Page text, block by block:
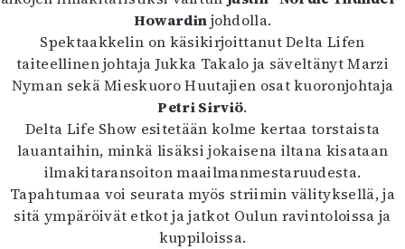
Howardinjohdolla.
Spektaakkelin on käsikirjoittanut Delta Lifen
taiteellinen johtaja Jukka Takalo ja säveltänyt Marzi
Nyman sekä Mieskuoro Huutajien osat kuoronjohtaja
Petri Sirviö.
Delta Life Show esitetään kolme kertaa torstaista
lauantaihin, minkä lisäksi jokaisena iltana kisataan
ilmakitaransoiton maailmanmestaruudesta.
Tapahtumaa voi seurata myös striimin välityksellä, ja
sitä ympäröivät etkot ja jatkot Oulun ravintoloissa ja
kuppiloissa.